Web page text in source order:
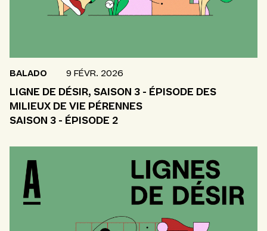
BALADO 9 FÉVR. 2026
LIGNE DE DÉSIR, SAISON 3 - ÉPISODE DES
MILIEUX DE VIE PÉRENNES
SAISON 3 - ÉPISODE 2